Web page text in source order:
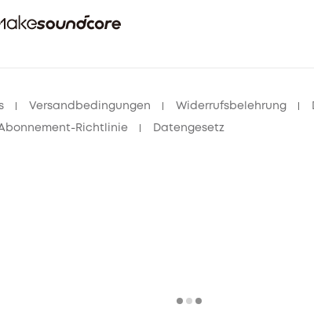
Versandbedingungen Widerrufsbelehrung
Richtlinie Datengesetz